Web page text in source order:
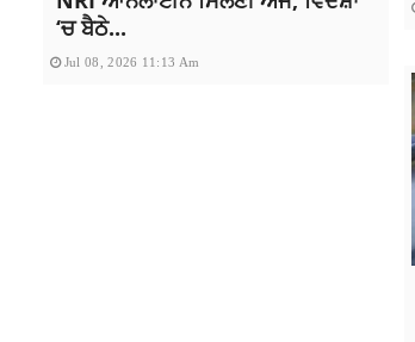
‘ਚ ਬੈਠੇ...
Jul 08, 2026 11:13 Am